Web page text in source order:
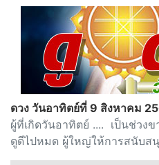
ดวง วันอาทิตย์ที่ 9 สิงหาคม
ผู้ที่เกิดวันอาทิตย์ .... เป็นช่วง
ดูดีไปหมด ผู้ใหญ่ให้การสนับส